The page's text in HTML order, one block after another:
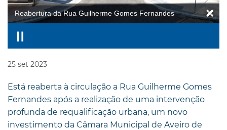
Reabertura da Rua Guilherme Gomes Fernandes
25 set 2023
Está reaberta à circulação a Rua Guilherme Gomes
Fernandes após a realização de uma intervenção
profunda de requalificação urbana, um novo
investimento da Câmara Municipal de Aveiro de